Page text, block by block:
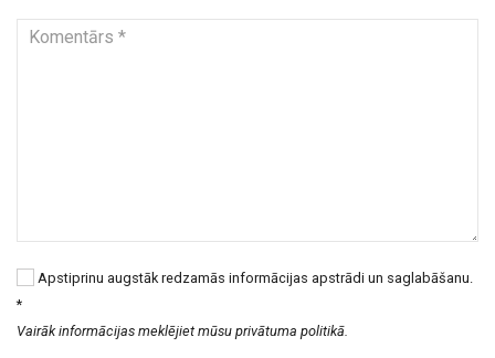
Apstiprinu augstāk redzamās informācijas apstrādi un saglabāšanu.
*
Vairāk informācijas meklējiet mūsu privātuma politikā.